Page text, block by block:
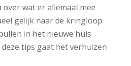
wat er allemaal mee
gelijk naar de kringloop
in het nieuwe huis
tips gaat het verhuizen